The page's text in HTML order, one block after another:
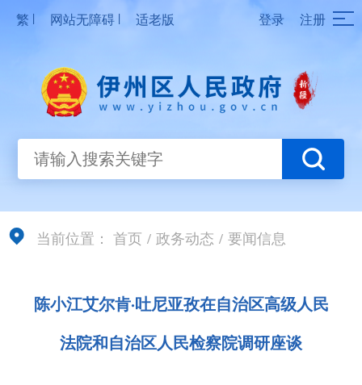
繁 | 网站无障碍 | 适老版 登录 注册
当前位置： 首页 / 政务动态 / 要闻信息
陈小江艾尔肯·吐尼亚孜在自治区高级人民
法院和自治区人民检察院调研座谈